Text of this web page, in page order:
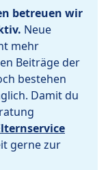
betreuen wir
Neue
mehr
Beiträge der
bestehen
Damit du
gerne zur